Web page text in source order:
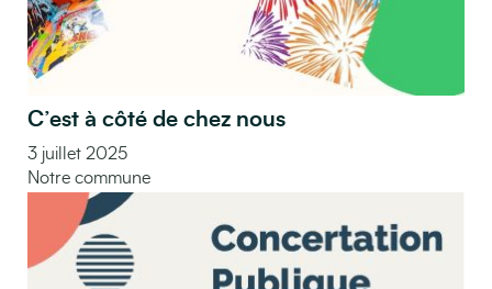
C’est à côté de chez nous
3 juillet 2025
Notre commune